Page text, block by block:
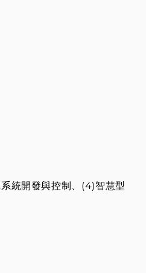
統開發與控制、(4)智慧型